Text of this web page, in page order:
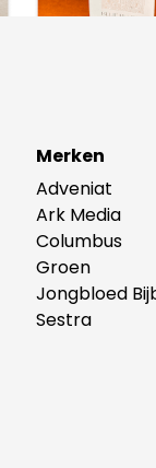
Merken
Adveniat
Ark Media
Columbus
Groen
Jongbloed
Sestra